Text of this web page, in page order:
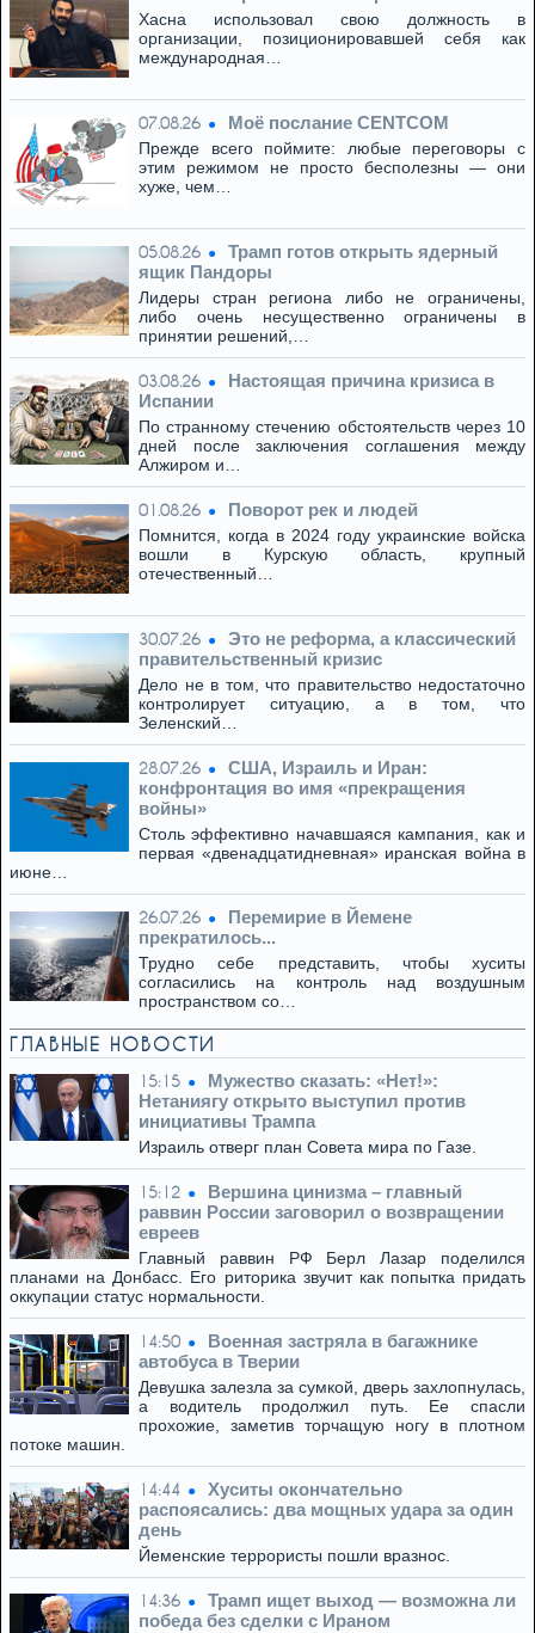
Хасна использовал свою должность в
организации, позиционировавшей себя как
международная…
07.08.26 Моё послание CENTCOM
Прежде всего поймите: любые переговоры с
этим режимом не просто бесполезны — они
хуже, чем…
05.08.26
Трамп готов открыть ядерный
ящик Пандоры
Лидеры стран региона либо не ограничены,
либо очень несущественно ограничены в
принятии решений,…
03.08.26
Настоящая причина кризиса в
Испании
По странному стечению обстоятельств через 10
дней после заключения соглашения между
Алжиром и…
01.08.26 Поворот рек и людей
Помнится, когда в 2024 году украинские войска
вошли в Курскую область, крупный
отечественный…
30.07.26
Это не реформа, а классический
правительственный кризис
Дело не в том, что правительство недостаточно
контролирует ситуацию, а в том, что
Зеленский…
28.07.26
США, Израиль и Иран:
конфронтация во имя «прекращения
войны»
Столь эффективно начавшаяся кампания, как и
первая «двенадцатидневная» иранская война в
июне…
26.07.26
Перемирие в Йемене
прекратилось...
Трудно себе представить, чтобы хуситы
согласились на контроль над воздушным
пространством со…
ГЛАВНЫЕ НОВОСТИ
15:15
Мужество сказать: «Нет!»:
Нетаниягу открыто выступил против
инициативы Трампа
Израиль отверг план Совета мира по Газе.
15:12
Вершина цинизма – главный
раввин России заговорил о возвращении
евреев
Главный раввин РФ Берл Лазар поделился
планами на Донбасс. Его риторика звучит как попытка придать
оккупации статус нормальности.
14:50
Военная застряла в багажнике
автобуса в Тверии
Девушка залезла за сумкой, дверь захлопнулась,
а водитель продолжил путь. Ее спасли
прохожие, заметив торчащую ногу в плотном
потоке машин.
14:44
Хуситы окончательно
распоясались: два мощных удара за один
день
Йеменские террористы пошли вразнос.
14:36
Трамп ищет выход — возможна ли
победа без сделки с Ираном